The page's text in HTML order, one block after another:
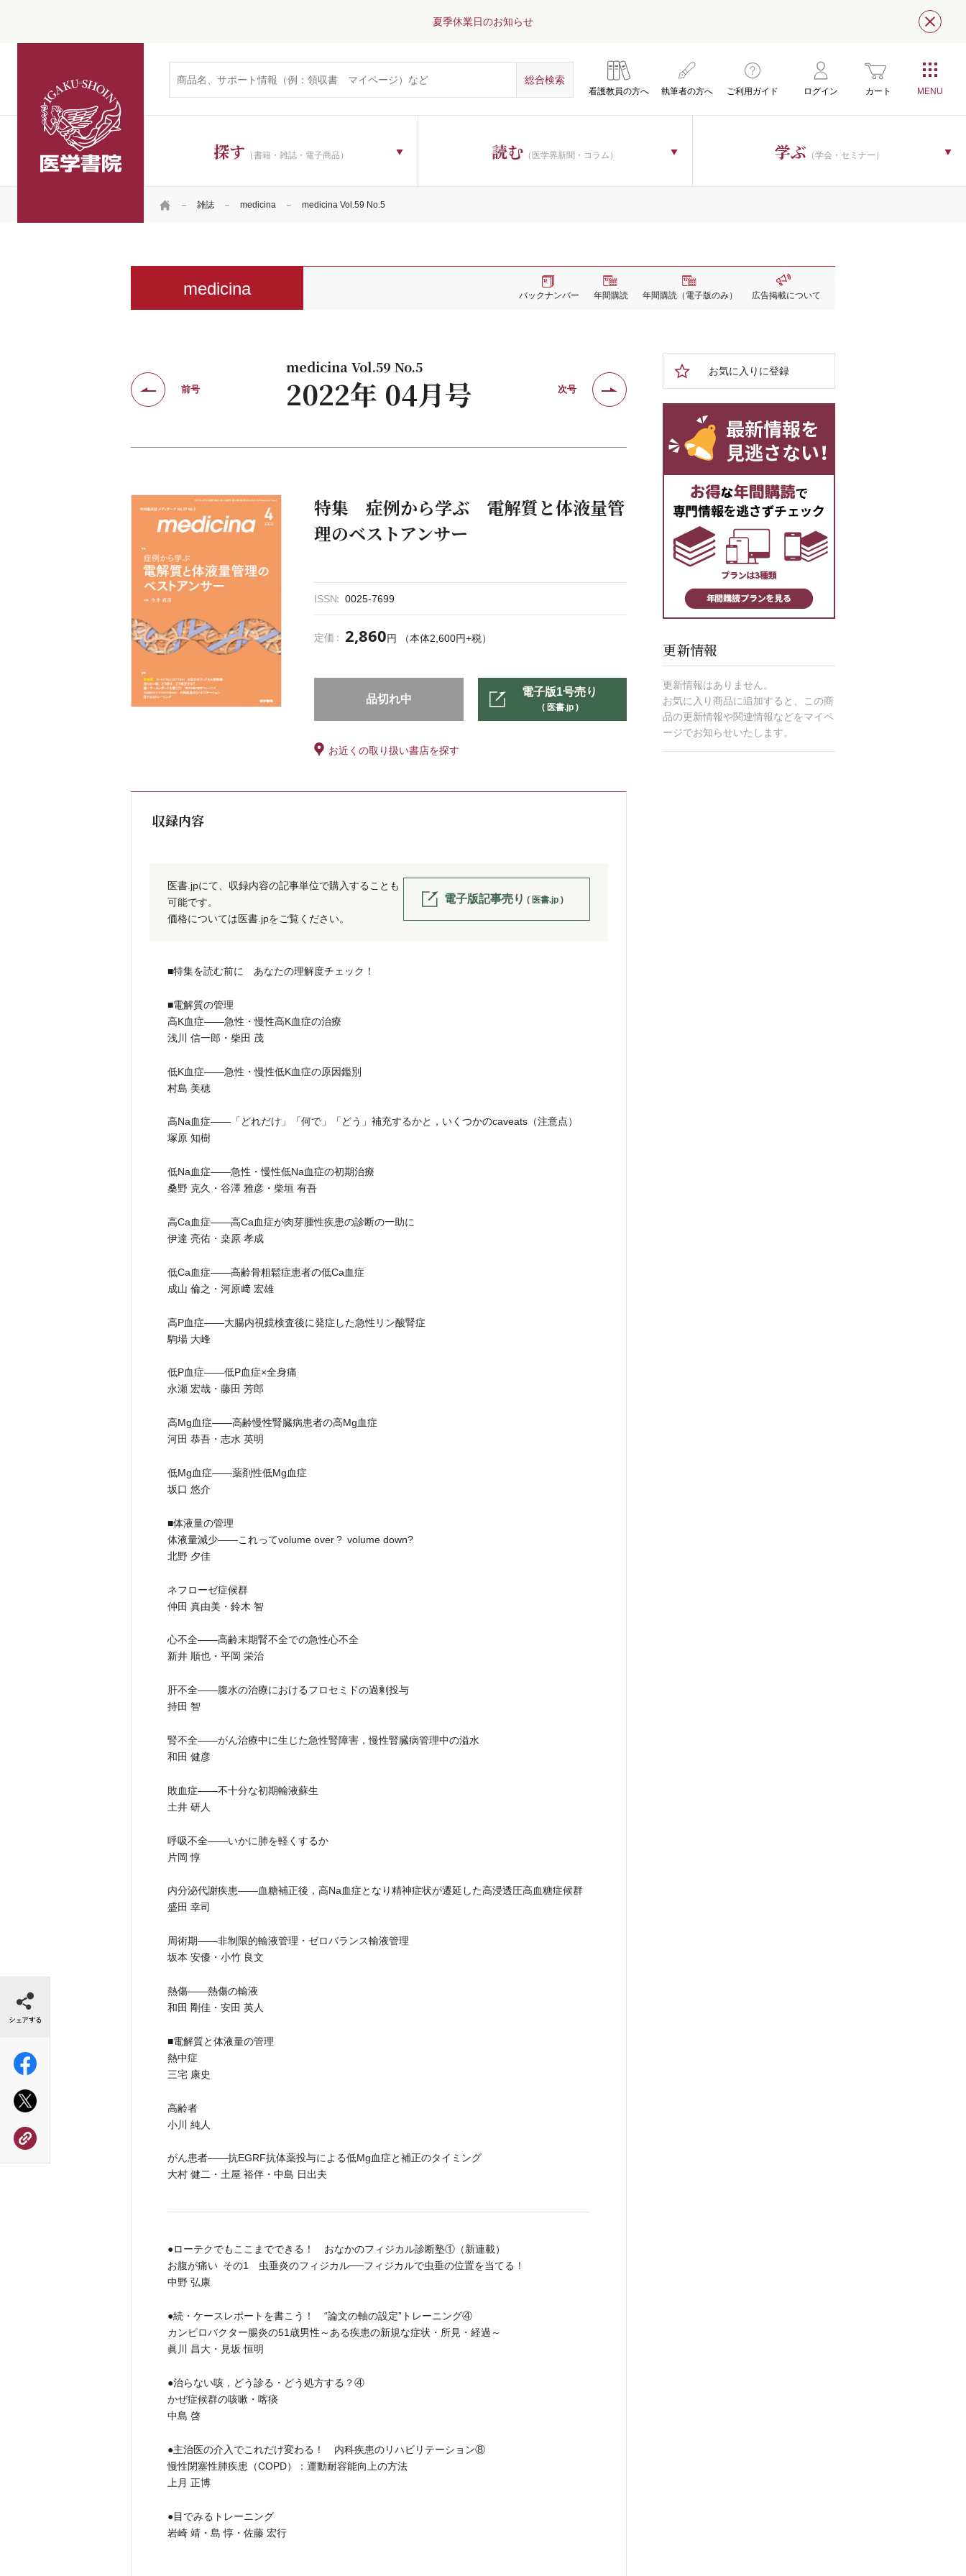
夏季休業日のお知らせ 閉じ
看護教員の方へ 執筆者の方へ ご利用ガイド ログイン カート
探す （書籍・雑誌・電子商品） 読む （医学界新聞・コラム） 学ぶ （学会・セミナー）
HOME 雑誌 medicina medicina Vol.59 No.5
medicina バックナンバー 年間購読 年間購読 （電子版のみ） 広告掲載について
medicina Vol.59 No.5
2022年 04月号
前号 次号
特集 症例から学ぶ 電解質と体液量管
理のベストアンサー
ISSN 0025-7699
定価 2,860円 （本体2,600円+税）
品切れ中
電子版1号売り
( 医書.jp )
お近くの取り扱い書店を探す
収録内容
医書.jpにて、収録内容の記事単位で購入することも
可能です。
価格については医書.jpをご覧ください。
電子版記事売り ( 医書.jp )
■特集を読む前に あなたの理解度チェック！
■電解質の管理
高K血症――急性・慢性高K血症の治療
浅川 信一郎・柴田 茂
低K血症――急性・慢性低K血症の原因鑑別
村島 美穂
高Na血症――「どれだけ」「何で」「どう」補充するかと，いくつかのcaveats（注意点）
塚原 知樹
低Na血症――急性・慢性低Na血症の初期治療
桑野 克久・谷澤 雅彦・柴垣 有吾
高Ca血症――高Ca血症が肉芽腫性疾患の診断の一助に
伊達 亮佑・桒原 孝成
低Ca血症――高齢骨粗鬆症患者の低Ca血症
成山 倫之・河原﨑 宏雄
高P血症――大腸内視鏡検査後に発症した急性リン酸腎症
駒場 大峰
低P血症――低P血症×全身痛
永瀬 宏哉・藤田 芳郎
高Mg血症――高齢慢性腎臓病患者の高Mg血症
河田 恭吾・志水 英明
低Mg血症――薬剤性低Mg血症
坂口 悠介
■体液量の管理
体液量減少――これってvolume over ? volume down?
北野 夕佳
ネフローゼ症候群
仲田 真由美・鈴木 智
心不全――高齢末期腎不全での急性心不全
新井 順也・平岡 栄治
肝不全――腹水の治療におけるフロセミドの過剰投与
持田 智
腎不全――がん治療中に生じた急性腎障害，慢性腎臓病管理中の溢水
和田 健彦
敗血症――不十分な初期輸液蘇生
土井 研人
呼吸不全――いかに肺を軽くするか
片岡 惇
内分泌代謝疾患――血糖補正後，高Na血症となり精神症状が遷延した高浸透圧高血糖症候群
盛田 幸司
周術期――非制限的輸液管理・ゼロバランス輸液管理
坂本 安優・小竹 良文
熱傷――熱傷の輸液
和田 剛佳・安田 英人
■電解質と体液量の管理
熱中症
三宅 康史
高齢者
小川 純人
がん患者――抗EGRF抗体薬投与による低Mg血症と補正のタイミング
大村 健二・土屋 裕伴・中島 日出夫
●ローテクでもここまでできる！ おなかのフィジカル診断塾①（新連載）
お腹が痛い その1 虫垂炎のフィジカル──フィジカルで虫垂の位置を当てる！
中野 弘康
●続・ケースレポートを書こう！ “論文の軸の設定”トレーニング④
カンピロバクター腸炎の51歳男性～ある疾患の新規な症状・所見・経過～
眞川 昌大・見坂 恒明
●治らない咳，どう診る・どう処方する？④
かぜ症候群の咳嗽・喀痰
中島 啓
●主治医の介入でこれだけ変わる！ 内科疾患のリハビリテーション⑧
慢性閉塞性肺疾患（COPD）：運動耐容能向上の方法
上月 正博
●目でみるトレーニング
岩崎 靖・島 惇・佐藤 宏行
お気に入りに登録
更新情報
更新情報はありません。
お気に入り商品に追加すると、この商
品の更新情報や関連情報などをマイペ
ージでお知らせいたします。